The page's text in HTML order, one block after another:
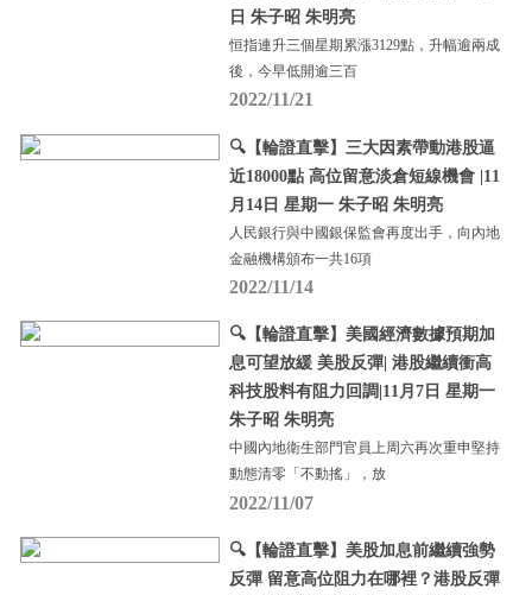
日 朱子昭 朱明亮
恒指連升三個星期累漲3129點，升幅逾兩成
後，今早低開逾三百
2022/11/21
🔍【輪證直擊】三大因素帶動港股逼
近18000點 高位留意淡倉短線機會 |11
月14日 星期一 朱子昭 朱明亮
人民銀行與中國銀保監會再度出手，向內地
金融機構頒布一共16項
2022/11/14
🔍【輪證直擊】美國經濟數據預期加
息可望放緩 美股反彈| 港股繼續衝高
科技股料有阻力回調|11月7日 星期一
朱子昭 朱明亮
中國內地衛生部門官員上周六再次重申堅持
動態清零「不動搖」，放
2022/11/07
🔍【輪證直擊】美股加息前繼續強勢
反彈 留意高位阻力在哪裡？港股反彈